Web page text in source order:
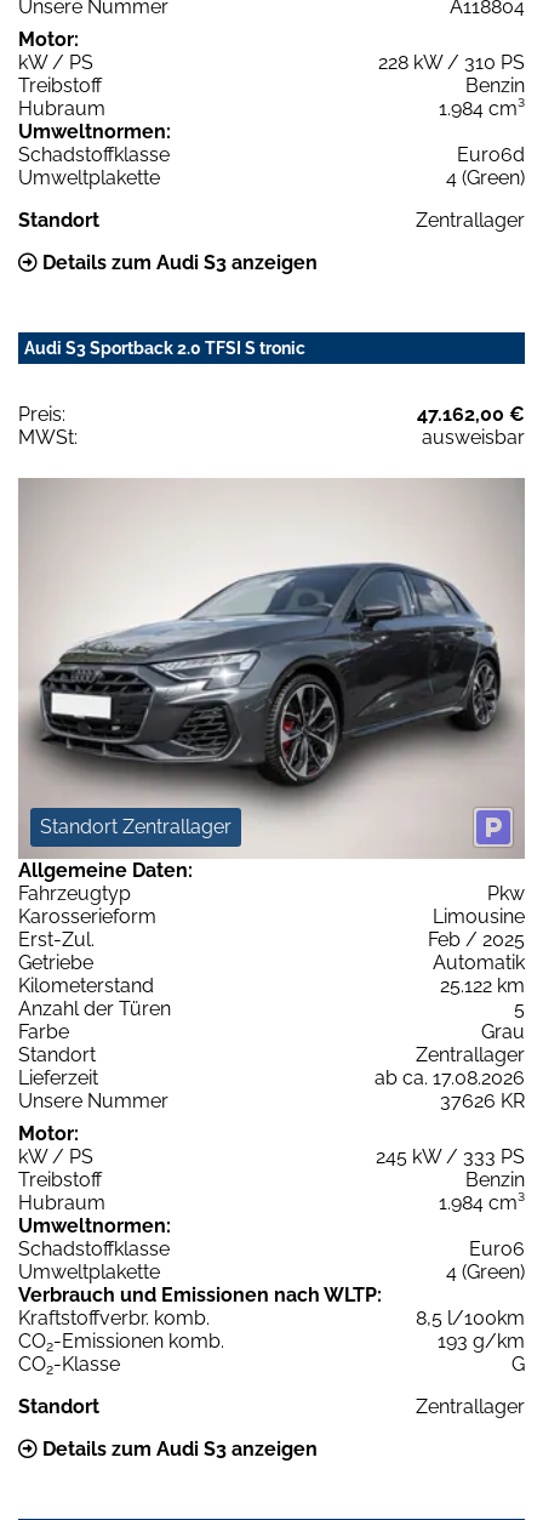
Unsere Nummer
A118804
Motor:
kW / PS
228 kW / 310 PS
Treibstoff
Benzin
Hubraum
1.984 cm³
Umweltnormen:
Schadstoffklasse
Euro6d
Umweltplakette
4 (Green)
Standort
Zentrallager
Details zum Audi S3 anzeigen
Audi S3 Sportback 2.0 TFSI S tronic
Preis:
47.162,00 €
MWSt:
ausweisbar
Standort Zentrallager
Allgemeine Daten:
Fahrzeugtyp
Pkw
Karosserieform
Limousine
Erst-Zul.
Feb / 2025
Getriebe
Automatik
Kilometerstand
25.122 km
Anzahl der Türen
5
Farbe
Grau
Standort
Zentrallager
Lieferzeit
ab ca. 17.08.2026
Unsere Nummer
37626 KR
Motor:
kW / PS
245 kW / 333 PS
Treibstoff
Benzin
Hubraum
1.984 cm³
Umweltnormen:
Schadstoffklasse
Euro6
Umweltplakette
4 (Green)
Verbrauch und Emissionen nach WLTP:
Kraftstoffverbr. komb.
8,5 l/100km
CO2-Emissionen komb.
193 g/km
CO2-Klasse
G
Standort
Zentrallager
Details zum Audi S3 anzeigen